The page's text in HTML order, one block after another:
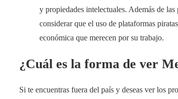
y propiedades intelectuales. Además de
considerar que el uso de plataformas
económica que merecen por su trabajo.
¿Cuál es la forma de ver
Si te encuentras fuera del país y deseas ver los